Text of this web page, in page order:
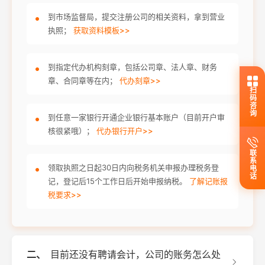
到市场监督局，提交注册公司的相关资料，拿到营业
执照； 获取资料模板>>
到指定代办机构刻章，包括公司章、法人章、财务
章、合同章等在内； 代办刻章>>
到任意一家银行开通企业银行基本账户（目前开户审
核很紧哦）； 代办银行开户>>
领取执照之日起30日内向税务机关申报办理税务登
记，登记后15个工作日后开始申报纳税。 了解记账报
税要求>>
二、
目前还没有聘请会计，公司的账务怎么处
扫码咨询
联系电话